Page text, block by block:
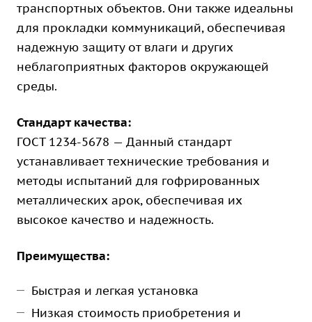
транспортных объектов. Они также идеальны
для прокладки коммуникаций, обеспечивая
надежную защиту от влаги и других
неблагоприятных факторов окружающей
среды.
Стандарт качества:
ГОСТ 1234-5678 — Данный стандарт
устанавливает технические требования и
методы испытаний для гофрированных
металлических арок, обеспечивая их
высокое качество и надежность.
Преимущества:
Быстрая и легкая установка
Низкая стоимость приобретения и